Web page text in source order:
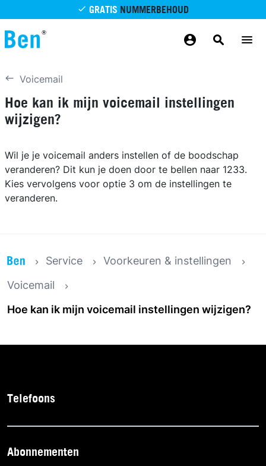
Overslaan en naar de inhoud gaan
GRATIS NUMMERBEHOUD
Voicemail
Hoe kan ik mijn voicemail instellingen
wijzigen?
Wil je je voicemail anders instellen of de boodschap
veranderen? Dit kun je doen door te bellen naar 1233.
Kies vervolgens voor optie 3 om de instellingen te
veranderen.
Service
Voorkeuren & instellingen
Voicemail
Hoe kan ik mijn voicemail instellingen wijzigen?
Telefoons
Abonnementen